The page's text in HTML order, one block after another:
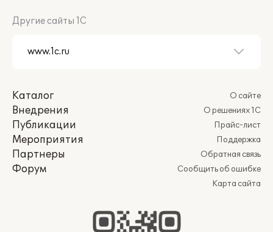
Другие сайты 1С
Каталог
Внедрения
Публикации
Мероприятия
Партнеры
Форум
О сайте
О решениях 1С
Прайс-лист
Поддержка
Обратная связь
Сообщить об ошибке
Карта сайта